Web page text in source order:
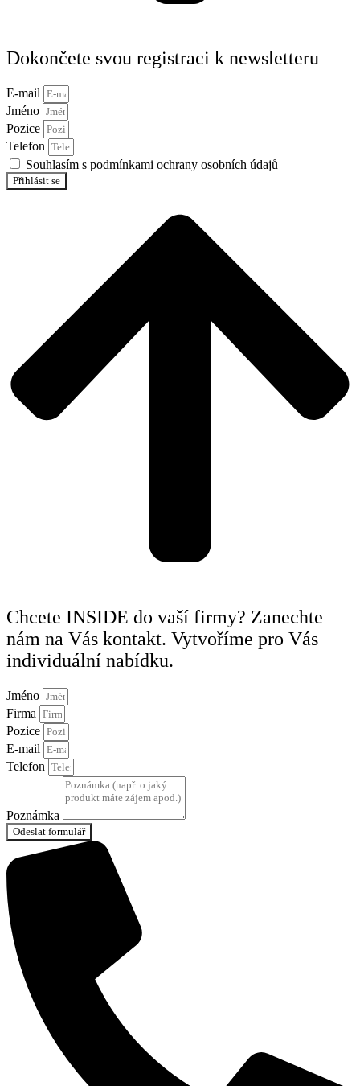
Dokončete svou registraci k newsletteru
E-mail
Jméno
Pozice
Telefon
Souhlasím s podmínkami ochrany osobních údajů
Přihlásit se
Chcete INSIDE do vaší firmy? Zanechte
nám na Vás kontakt. Vytvoříme pro Vás
individuální nabídku.
Jméno
Firma
Pozice
E-mail
Telefon
Poznámka
Odeslat formulář